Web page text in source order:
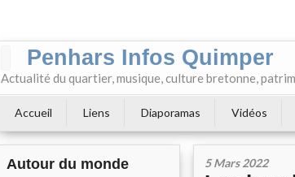
Penhars Infos Quimper
Actualité du quartier, musique, culture bretonne,
Accueil Liens Diaporamas Vidéos
Autour du monde 5 Mars 2022